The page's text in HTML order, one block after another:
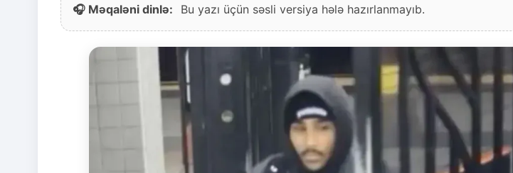
🎧 Məqaləni dinlə: Bu yazı üçün səsli versiya hələ hazırlanmayıb.